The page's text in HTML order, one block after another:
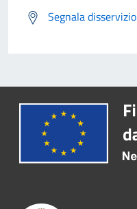
Segnala disservizio